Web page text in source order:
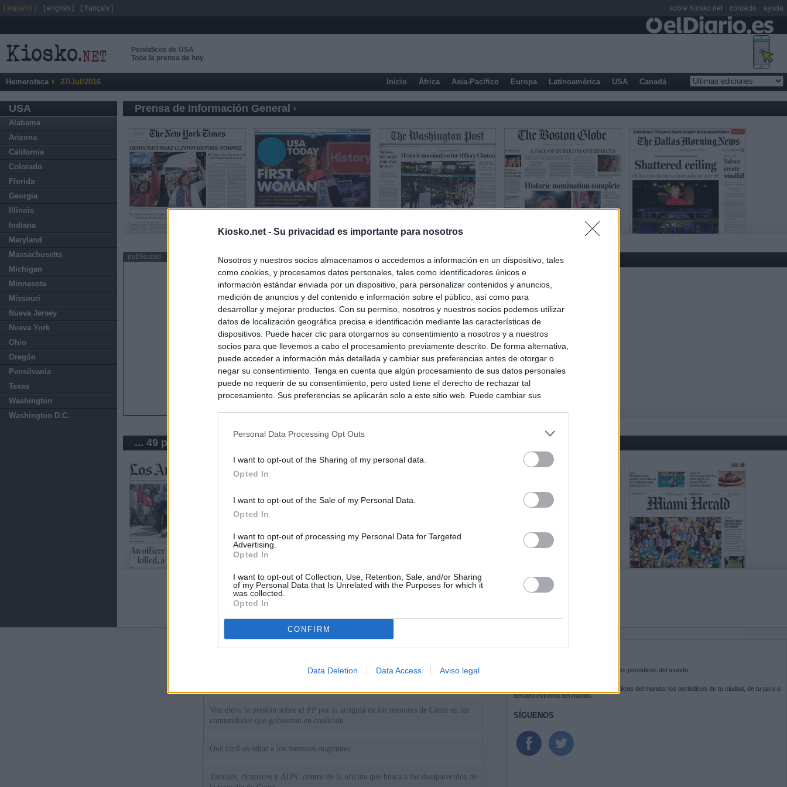
Kiosko.net - Su privacidad es importante para nosotros
Nosotros y nuestros socios almacenamos o accedemos a información en un dispositivo, tales
como cookies, y procesamos datos personales, tales como identificadores únicos e
información estándar enviada por un dispositivo, para personalizar contenidos y anuncios,
medición de anuncios y del contenido e información sobre el público, así como para
desarrollar y mejorar productos. Con su permiso, nosotros y nuestros socios podemos utilizar
datos de localización geográfica precisa e identificación mediante las características de
dispositivos. Puede hacer clic para otorgarnos su consentimiento a nosotros y a nuestros
socios para que llevemos a cabo el procesamiento previamente descrito. De forma alternativa,
puede acceder a información más detallada y cambiar sus preferencias antes de otorgar o
negar su consentimiento. Tenga en cuenta que algún procesamiento de sus datos personales
puede no requerir de su consentimiento, pero usted tiene el derecho de rechazar tal
procesamiento. Sus preferencias se aplicarán solo a este sitio web. Puede cambiar sus
Personal Data Processing Opt Outs
I want to opt-out of the Sharing of my personal data.
Opted In
I want to opt-out of the Sale of my Personal Data.
Opted In
I want to opt-out of processing my Personal Data for Targeted
Advertising.
Opted In
I want to opt-out of Collection, Use, Retention, Sale, and/or Sharing
of my Personal Data that Is Unrelated with the Purposes for which it
was collected.
Opted In
CONFIRM
Data Deletion Data Access Aviso legal
Periódicos de USA
Toda la prensa de hoy
Hemeroteca 27/Jul/2016 Inicio África Asia-Pacífico Europa Latinoamérica USA Canadá
USA
Alabama
Arizona
California
Colorado
Florida
Georgia
Illinois
Indiana
Maryland
Massachusetts
Michigan
Minnesota
Missouri
Nueva Jersey
Nueva York
Ohio
Oregón
Pensilvania
Texas
Washington
Washington D.C.
Prensa de Información General
publicidad Prensa Económica
... 49 periódicos de USA
Últimas noticias
España mantiene la alerta en Ceuta y estrecha la coordinación con Marruecos
Vox eleva la presión sobre el PP por la acogida de los menores de Ceuta en las
comunidades que gobiernan en coalición
Qué fácil es odiar a los menores migrantes
Tatuajes, cicatrices y ADN: dentro de la oficina que busca a los desaparecidos de
SOBRE KIOSKO.NET
es la puerta de entrada a los periódicos del mundo.
Navega por las portadas de los periódicos del mundo: los periódicos de tu ciudad, de tu país o
del otro extremo del mundo.
SÍGUENOS
[ español ] [ english ] [ français ] sobre Kiosko.net contacto ayuda